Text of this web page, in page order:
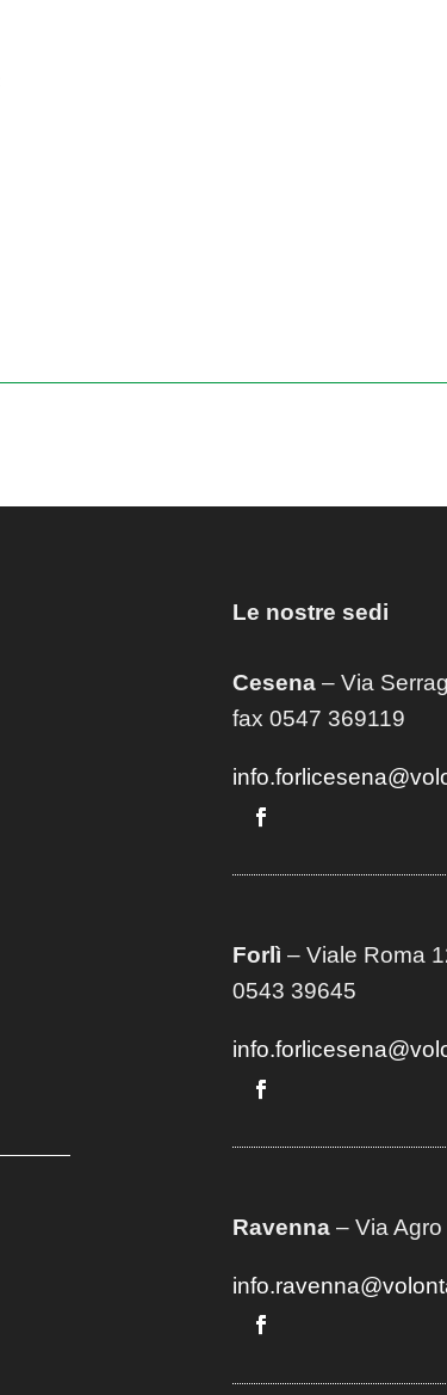
Le nostre sedi
Cesena– Via
fax 0547 369119
Forlì – Viale Roma
0543 39645
Ravenna– Via Agro